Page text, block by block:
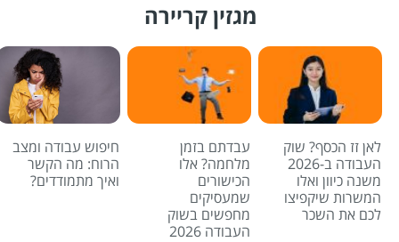
מגזין קריירה
לאן זז הכסף? שוק
העבודה ב-2026
משנה כיוון ואלו
המשרות שיקפיצו
לכם את השכר
עבדתם בזמן
מלחמה? אלו
הכישורים
שמעסיקים
מחפשים בשוק
העבודה 2026
חיפוש עבודה ומצב
הרוח: מה הקשר
ואיך מתמודדים?